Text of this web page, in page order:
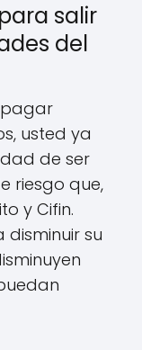
salir
del
pagar
usted ya
de ser
riesgo que,
y Cifin.
disminuir su